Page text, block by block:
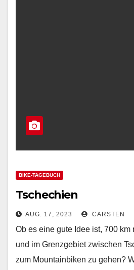
BIKE-TAGEBUCH
Tschechien
AUG. 17, 2023 CARSTEN
Ob es eine gute Idee ist, 700 km
und im Grenzgebiet zwischen
zum Mountainbiken zu gehen?